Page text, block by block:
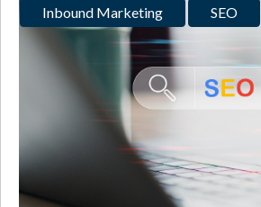
Inbound Marketing SEO